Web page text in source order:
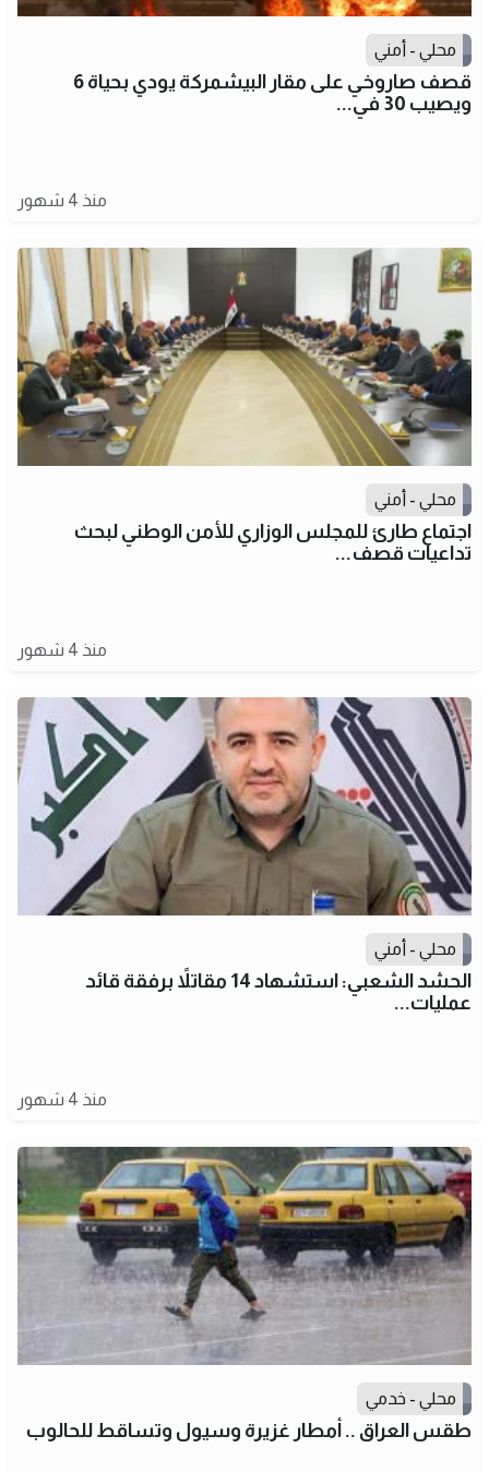
محلي - أمني
قصف صاروخي على مقار البيشمركة يودي بحياة 6
ويصيب 30 في...
منذ 4 شهور
محلي - أمني
اجتماع طارئ للمجلس الوزاري للأمن الوطني لبحث
تداعيات قصف...
منذ 4 شهور
محلي - أمني
الحشد الشعبي: استشهاد 14 مقاتلاً برفقة قائد
عمليات...
منذ 4 شهور
محلي - خدمي
طقس العراق .. أمطار غزيرة وسيول وتساقط للحالوب